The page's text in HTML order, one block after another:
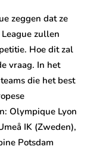
zeggen dat ze
zullen
Hoe dit zal
vraag. In het
die het best
Olympique Lyon
IK (Zweden),
Potsdam